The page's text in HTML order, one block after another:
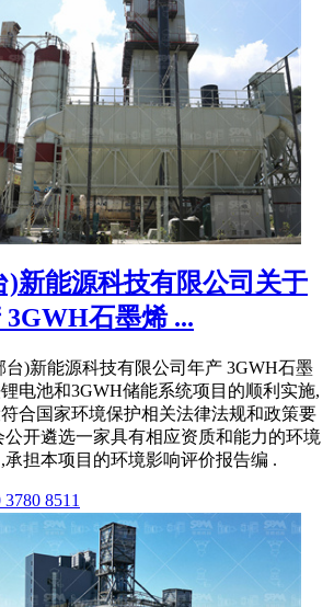
)新能源科技有限公司关于
3GWH石墨烯 ...
台)新能源科技有限公司年产 3GWH石墨
电池和3GWH储能系统项目的顺利实施,
合国家环境保护相关法律法规和政策要
公开遴选一家具有相应资质和能力的环境
担本项目的环境影响评价报告编 .
8511